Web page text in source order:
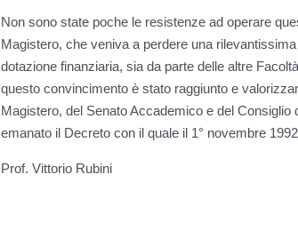
Non sono state poche le resistenze ad operare
Magistero, che veniva a perdere una
dotazione finanziaria, sia da parte delle altre
questo convincimento è stato raggiunto e
Magistero, del Senato Accademico e del
emanato il Decreto con il quale il 1° novembre
Prof. Vittorio Rubini